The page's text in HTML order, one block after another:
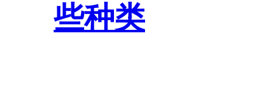
些种类